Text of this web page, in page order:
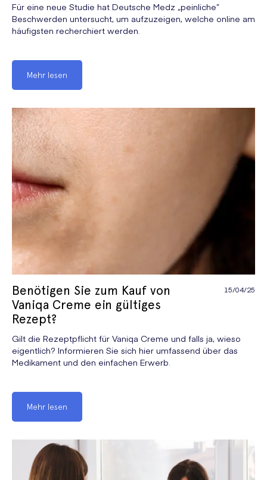
Für eine neue Studie hat Deutsche Medz „peinliche”
Beschwerden untersucht, um aufzuzeigen, welche online am
häufigsten recherchiert werden.
Mehr lesen
Benötigen Sie zum Kauf von
Vaniqa Creme ein gültiges
Rezept?
15/04/25
Gilt die Rezeptpflicht für Vaniqa Creme und falls ja, wieso
eigentlich? Informieren Sie sich hier umfassend über das
Medikament und den einfachen Erwerb.
Mehr lesen